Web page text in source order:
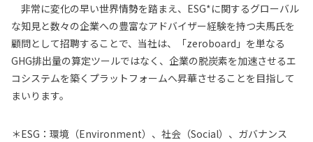
非常に変化の早い世界情勢を踏まえ、ESG*に関するグローバル
な知見と数々の企業への豊富なアドバイザー経験を持つ夫馬氏を
顧問として招聘することで、当社は、「zeroboard」を単なる
GHG排出量の算定ツールではなく、企業の脱炭素を加速させるエ
コシステムを築くプラットフォームへ昇華させることを目指して
まいります。
＊ESG：環境（Environment）、社会（Social）、ガバナンス